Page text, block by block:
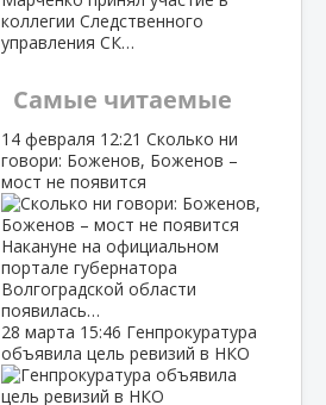
коллегии Следственного
управления СК…
Самые читаемые
14 февраля 12:21 Сколько ни
говори: Боженов, Боженов –
мост не появится
Накануне на официальном
портале губернатора
Волгоградской области
появилась…
28 марта 15:46 Генпрокуратура
объявила цель ревизий в НКО